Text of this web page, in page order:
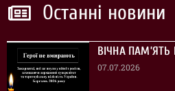
Останні новини
ВІЧНА
07.07.2026